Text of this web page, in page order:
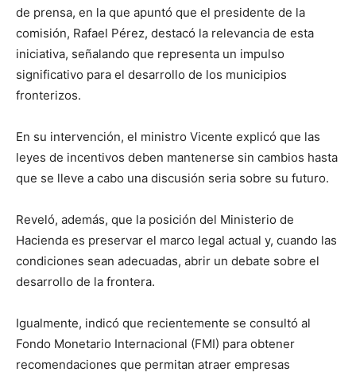
de prensa, en la que apuntó que el presidente de la
comisión, Rafael Pérez, destacó la relevancia de esta
iniciativa, señalando que representa un impulso
significativo para el desarrollo de los municipios
fronterizos.
En su intervención, el ministro Vicente explicó que las
leyes de incentivos deben mantenerse sin cambios hasta
que se lleve a cabo una discusión seria sobre su futuro.
Reveló, además, que la posición del Ministerio de
Hacienda es preservar el marco legal actual y, cuando las
condiciones sean adecuadas, abrir un debate sobre el
desarrollo de la frontera.
Igualmente, indicó que recientemente se consultó al
Fondo Monetario Internacional (FMI) para obtener
recomendaciones que permitan atraer empresas